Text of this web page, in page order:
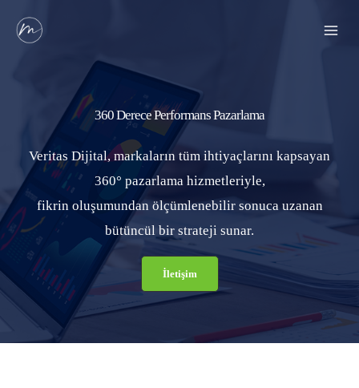
atla
360 Derece Performans Pazarlama
Veritas Dijital, markaların tüm ihtiyaçlarını kapsayan
360° pazarlama hizmetleriyle,
fikrin oluşumundan ölçümlenebilir sonuca uzanan
bütüncül bir strateji sunar.
İletişim